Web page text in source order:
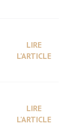
LIRE
L'ARTICLE
LIRE
L'ARTICLE